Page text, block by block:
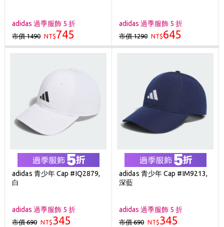
adidas 過季服飾 5 折
市價 1490 NT$745
adidas 過季服飾 5 折
市價 1290 NT$645
adidas 青少年 Cap #IQ2879,
白
adidas 過季服飾 5 折
市價 690 NT$345
adidas 青少年 Cap #IM9213,
深藍
adidas 過季服飾 5 折
市價 690 NT$345